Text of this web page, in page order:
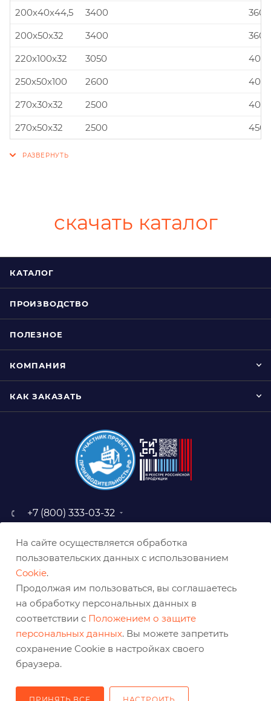
200x40x44,5
3400
200x50x32
3400
220x100x32
3050
250x50x100
2600
270x30x32
2500
270x50x32
2500
скачать каталог
КАТАЛОГ
ПРОИЗВОДСТВО
ПОЛЕЗНОЕ
КОМПАНИЯ
КАК ЗАКАЗАТЬ
+7 (800) 333-03-32
baz@belabraziv.ru
308009, Россия, г. Белгород,
На сайте осуществляется обработка
пользовательских данных с использованием
Cookie.
Продолжая им пользоваться, вы соглашаетесь
на обработку персональных данных в
соответствии с Положением о защите
персональных данных. Вы можете запретить
сохранение Cookie в настройках своего
браузера.